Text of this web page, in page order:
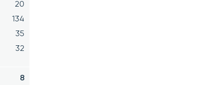
20
134
35
32
8